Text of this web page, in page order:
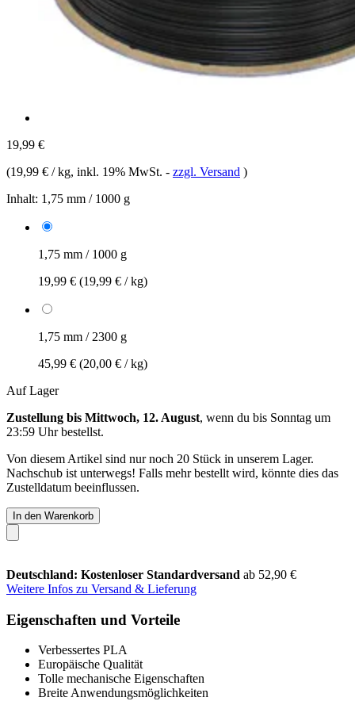
19,99 €
(19,99 € / kg, inkl. 19% MwSt. - zzgl. Versand )
Inhalt: 1,75 mm / 1000 g
1,75 mm / 1000 g
19,99 € (19,99 € / kg)
1,75 mm / 2300 g
45,99 € (20,00 € / kg)
Auf Lager
Zustellung bis Mittwoch, 12. August, wenn du bis Sonntag um
23:59 Uhrbestellst.
Von diesem Artikel sind nur noch 20 Stück in unserem Lager.
Nachschub ist unterwegs! Falls mehr bestellt wird, könnte dies das
Zustelldatum beeinflussen.
In den Warenkorb
Deutschland: Kostenloser Standardversand ab 52,90 €
Weitere Infos zu Versand & Lieferung
Eigenschaften und Vorteile
Verbessertes PLA
Europäische Qualität
Tolle mechanische Eigenschaften
Breite Anwendungsmöglichkeiten